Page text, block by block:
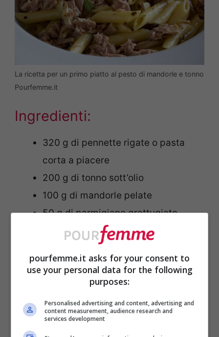
La ricetta per un primo piatto al pesto di mandorle e tonno
Pourfemme.it
Ingredienti:
320 g di pennette rigate o pasta
corta a piacere
200 g di tonno sott’olio
100 g di mandorle pelate
50 g di parmigiano grattugiato
10 foglie di basilico
1 spicchio d’aglio
50 ml di olio extravergine di oliva
succo di mezzo limone
prezzemolo
sale
pourfemme.it asks for your consent to
use your personal data for the following
purposes:
Personalised advertising and content, advertising and
content measurement, audience research and
services development